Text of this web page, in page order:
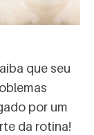
que seu
por um
da rotina!